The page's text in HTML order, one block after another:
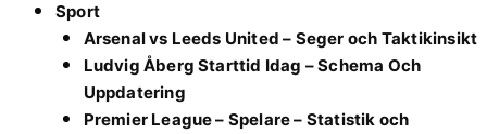
Sport
Arsenal vs Leeds United – Seger och Taktikinsikt
Ludvig Åberg Starttid Idag – Schema Och
Uppdatering
Premier League – Spelare – Statistik och